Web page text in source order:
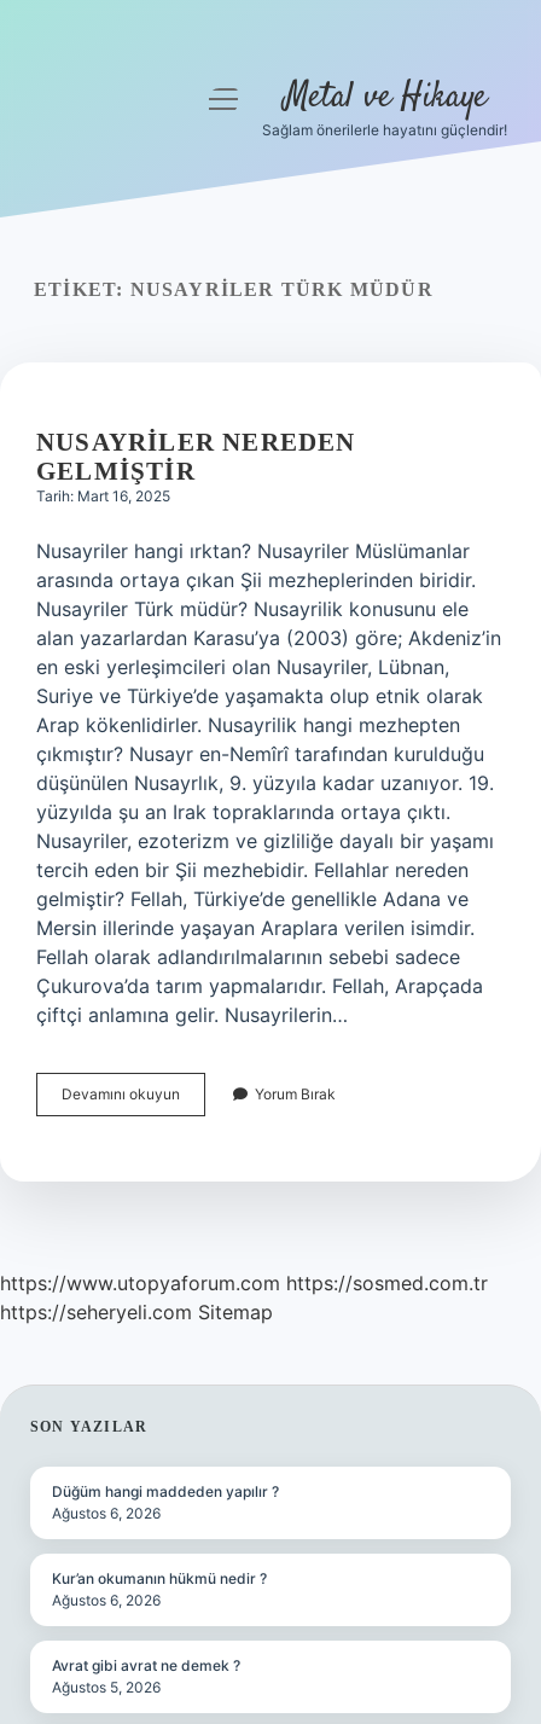
Yasal Uyarı
menüyüMetal ve Hikaye
Sağlam önerilerle hayatını güçlendir!
ETIKET: NUSAYRILER TÜRK MÜDÜR
NUSAYRILER NEREDEN
GELMIŞTIR
Tarih: Mart 16, 2025
Nusayriler hangi ırktan? Nusayriler Müslümanlar
arasında ortaya çıkan Şii mezheplerinden biridir.
Nusayriler Türk müdür? Nusayrilik konusunu ele
alan yazarlardan Karasu’ya (2003) göre; Akdeniz’in
en eski yerleşimcileri olan Nusayriler, Lübnan,
Suriye ve Türkiye’de yaşamakta olup etnik olarak
Arap kökenlidirler. Nusayrilik hangi mezhepten
çıkmıştır? Nusayr en-Nemîrî tarafından kurulduğu
düşünülen Nusayrlık, 9. yüzyıla kadar uzanıyor. 19.
yüzyılda şu an Irak topraklarında ortaya çıktı.
Nusayriler, ezoterizm ve gizliliğe dayalı bir yaşamı
tercih eden bir Şii mezhebidir. Fellahlar nereden
gelmiştir? Fellah, Türkiye’de genellikle Adana ve
Mersin illerinde yaşayan Araplara verilen isimdir.
Fellah olarak adlandırılmalarının sebebi sadece
Çukurova’da tarım yapmalarıdır. Fellah, Arapçada
çiftçi anlamına gelir. Nusayrilerin…
Devamını okuyun Nusayriler
Nereden
Yorum Bırak
https://www.utopyaforum.com https://sosmed.com.tr
https://seheryeli.com Sitemap
SIDEBAR
SON YAZILAR
Düğüm hangi maddeden yapılır ?
Ağustos 6, 2026
Kur’an okumanın hükmü nedir ?
Ağustos 6, 2026
Avrat gibi avrat ne demek ?
Ağustos 5, 2026